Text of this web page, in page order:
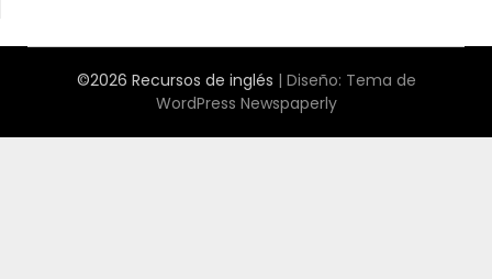
©2026 Recursos de inglés | Diseño: Tema de
WordPress Newspaperly